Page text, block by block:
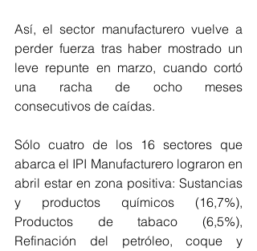
Así, el sector manufacturero vuelve a
perder fuerza tras haber mostrado un
leve repunte en marzo, cuando cortó
una racha de ocho meses
consecutivos de caídas.
Sólo cuatro de los 16 sectores que
abarca el IPI Manufacturero lograron en
abril estar en zona positiva: Sustancias
y productos químicos (16,7%),
Productos de tabaco (6,5%),
Refinación del petróleo, coque y